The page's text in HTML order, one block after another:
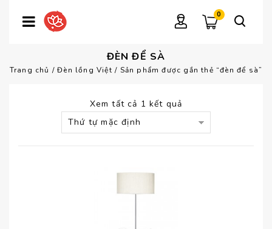
0
ĐÈN ĐỂ SÀ
Trang chủ /Đèn lồng Việt / Sản phẩm được gắn thẻ “đèn để sà”
Xem tất cả 1 kết quả
Thứ tự mặc định